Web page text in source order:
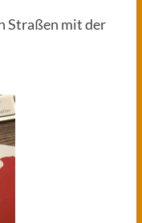
Straßen mit der